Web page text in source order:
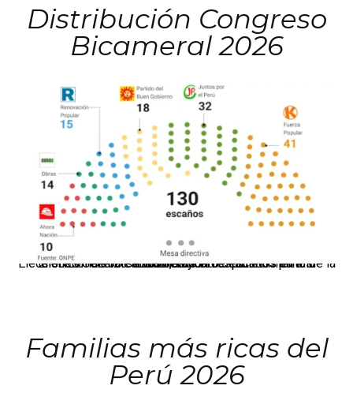
Distribución Congreso
Bicameral 2026
El JNE oficializó la distribución de escaños para la elección de 60 senadores y 130 diputados en las Elecciones Generales 2026, tras el restablecimiento de la Bicameralidad.
Familias más ricas del
Perú 2026